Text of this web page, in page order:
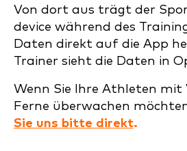
Von dort aus trägt der
device während des
Daten direkt auf die App
Trainer sieht die Daten in
Wenn Sie Ihre Athleten mit
Ferne überwachen
Sie uns bitte direkt.